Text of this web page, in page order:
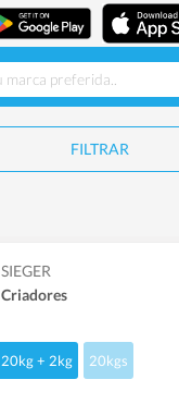
FILTRAR
SIEGER
Criadores
20kg + 2kg 20kgs